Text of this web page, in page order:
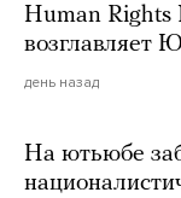
Human Rights
возглавляет
день назад
На ютьюбе